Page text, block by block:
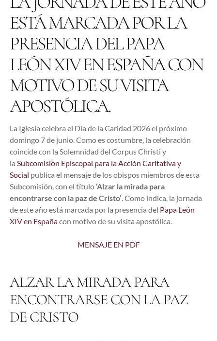
ESTÁ MARCADA POR LA
PRESENCIA DELPAPA
LEÓN XIV EN ESPAÑACON
MOTIVO DE SU VISITA
APOSTÓLICA.
La Iglesia celebra el Día de la Caridad 2026 el próximo
domingo 7 de junio. Como es costumbre, la celebración
coincide con la Solemnidad del Corpus Christi y
la Subcomisión Episcopal para la Acción Caritativa y
Social publica el mensaje de los obispos miembros de esta
Subcomisión, con el título‘Alzar la mirada para
encontrarse con la paz de Cristo’. Como indica, la jornada
de este año está marcada por la presencia del Papa León
XIV en Españacon motivo de su visita apostólica.
MENSAJE EN PDF
ALZAR LA MIRADA PARA
ENCONTRARSE CON LA PAZ
DE CRISTO